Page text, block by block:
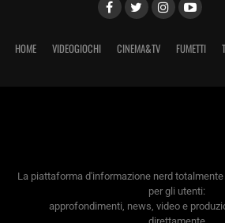
HOME VIDEOGIOCHI CINEMA&TV FUMETTI
La piattaforma d'informazione nerd
per gli utenti:
approfondimenti, news, video e